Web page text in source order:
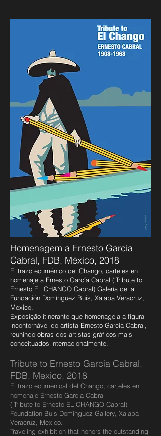
Homenagem a Ernesto García
Cabral, FDB, México, 2018
El trazo ecuménico del Chango, carteles en
homenaje a Ernesto García Cabral (‘Tribute to
Ernesto EL CHANGO Cabral) Galería de la
Fundación Domínguez Buis, Xalapa Veracruz,
Mexico.
Exposição itinerante que homenageia a figura
incontornável do artista Ernesto Garcia Cabral,
reunindo obras dos artistas gráficos mais
conceituados internacionalmente.
Tribute to Ernesto García Cabral,
FDB, Mexico, 2018
El trazo ecumenical del Chango, carteles en
homenaje Ernesto Garcia Cabral
('Tribute to Ernesto EL CHANGO Cabral)
Foundation Buis Dominguez Gallery, Xalapa
Veracruz, Mexico.
Traveling exhibition that honors the outstanding